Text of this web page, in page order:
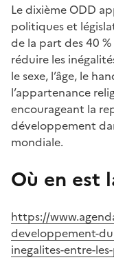
Le dixième ODD
politiques et
de la part des 40
réduire les
le sexe, l’âge, le
l’appartenance
encourageant la
développement
mondiale.
Où en est
https://
developpement-
inegalites-entre-